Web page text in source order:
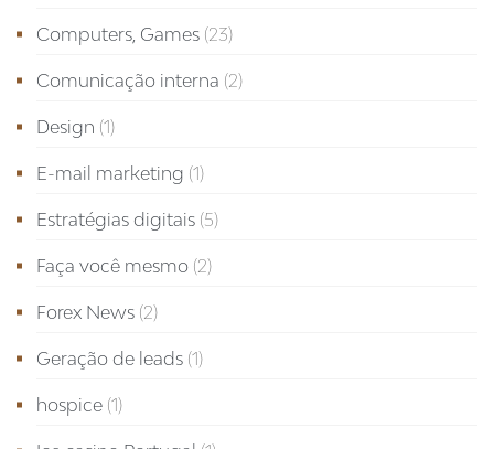
Computers, Games (23)
Comunicação interna (2)
Design (1)
E-mail marketing (1)
Estratégias digitais (5)
Faça você mesmo (2)
Forex News (2)
Geração de leads (1)
hospice (1)